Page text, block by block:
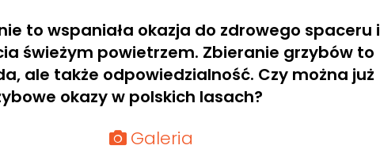
to wspaniała okazja do zdrowego spaceru i
świeżym powietrzem. Zbieranie grzybów to
ale także odpowiedzialność. Czy można już
okazy w polskich lasach?
Galeria